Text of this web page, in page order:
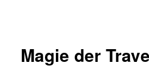
Magie der